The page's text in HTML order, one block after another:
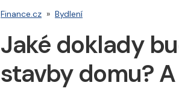
Finance.cz » Bydlení
Jaké doklady
stavby domu?